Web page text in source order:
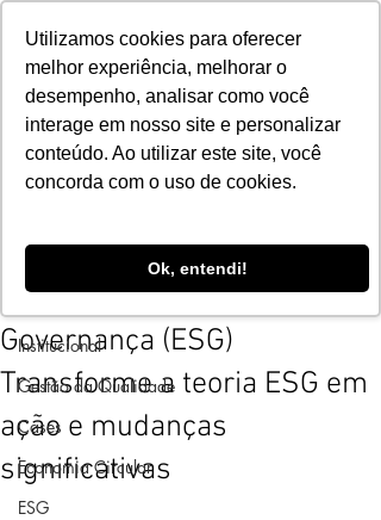
Utilizamos cookies para oferecer
melhor experiência, melhorar o
desempenho, analisar como você
interage em nosso site e personalizar
conteúdo. Ao utilizar este site, você
concorda com o uso de cookies.
Ok, entendi!
Post
Todos os Notícias
Institucional
Gestão da Qualidade
Cases
Economia Circular
ESG
Ambiental, Social e
Governança (ESG)
Transforme a teoria ESG em
ação e mudanças
significativas
Programa 3R
22 de jun. de 2023 2 min de leitura